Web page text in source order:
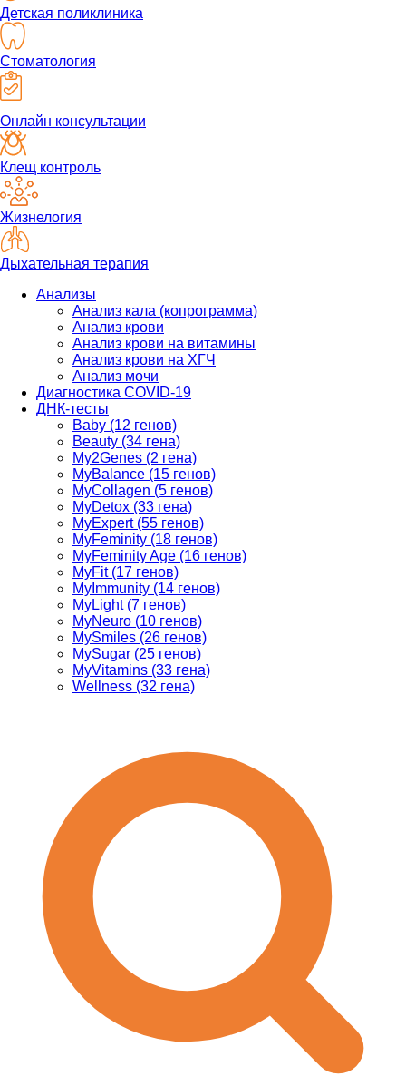
Детская поликлиника
Стоматология
Онлайн консультации
Клещ контроль
Жизнелогия
Дыхательная терапия
Анализы
Анализ кала (копрограмма)
Анализ крови
Анализ крови на витамины
Анализ крови на ХГЧ
Анализ мочи
Диагностика COVID-19
ДНК-тесты
Baby (12 генов)
Beauty (34 гена)
My2Genes (2 гена)
MyBalance (15 генов)
MyCollagen (5 генов)
MyDetox (33 гена)
MyExpert (55 генов)
MyFeminity (18 генов)
MyFeminity Age (16 генов)
MyFit (17 генов)
MyImmunity (14 генов)
MyLight (7 генов)
MyNeuro (10 генов)
MySmiles (26 генов)
MySugar (25 генов)
MyVitamins (33 гена)
Wellness (32 гена)